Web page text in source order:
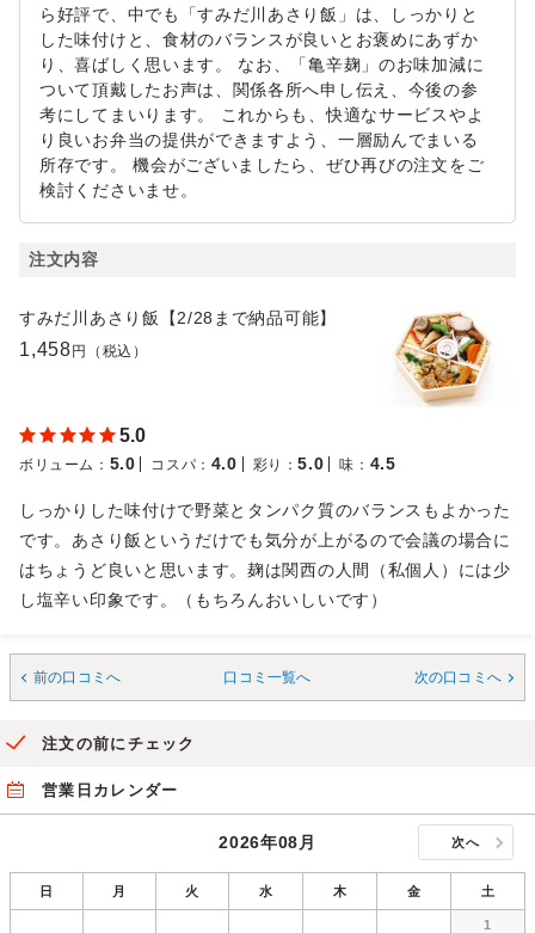
ら好評で、中でも「すみだ川あさり飯」は、しっかりと
した味付けと、食材のバランスが良いとお褒めにあずか
り、喜ばしく思います。 なお、「亀辛麹」のお味加減に
ついて頂戴したお声は、関係各所へ申し伝え、今後の参
考にしてまいります。 これからも、快適なサービスやよ
り良いお弁当の提供ができますよう、一層励んでまいる
所存です。 機会がございましたら、ぜひ再びの注文をご
検討くださいませ。
注文内容
すみだ川あさり飯【2/28まで納品可能】
1,458 円（税込）
5.0
ボリューム ： 5.0 コスパ ： 4.0 彩り ：5.0 味 ： 4.5
しっかりした味付けで野菜とタンパク質のバランスもよかった
です。あさり飯というだけでも気分が上がるので会議の場合に
はちょうど良いと思います。麹は関西の人間（私個人）には少
し塩辛い印象です。（もちろんおいしいです）
前の口コミへ 口コミ一覧へ 次の口コミへ
注文の前にチェック
営業日カレンダー
2026年08月 次へ
日 月 火 水 木 金 土
1